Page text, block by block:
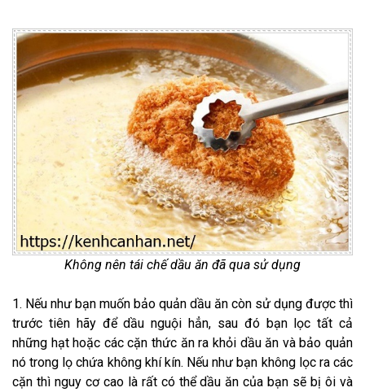
Không nên tái chế dầu ăn đã qua sử dụng
1. Nếu như bạn muốn bảo quản dầu ăn còn sử dụng được thì
trước tiên hãy để dầu nguội hẳn, sau đó bạn lọc tất cả
những hạt hoặc các cặn thức ăn ra khỏi dầu ăn và bảo quản
nó trong lọ chứa không khí kín. Nếu như bạn không lọc ra các
cặn thì nguy cơ cao là rất có thể dầu ăn của bạn sẽ bị ôi và